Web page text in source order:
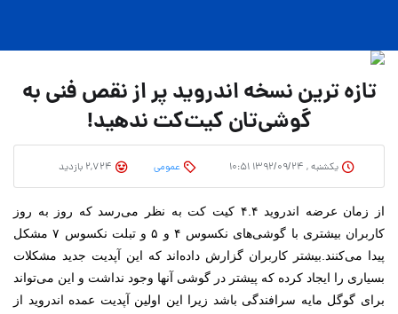
تازه ترین نسخه اندروید پر از نقص فنی به
گوشی‌تان کیت‌کت ندهید!
یکشنبه , ۱۳۹۲/۰۹/۲۴ ۱۰:۵۱ عمومی
از زمان عرضه اندروید ۴.۴ کیت کت به نظر می‌رسد که روز به روز
کاربران بیشتری با گوشی‌های نکسوس ۴ و ۵ و تبلت نکسوس ۷ مشکل
پیدا می‌کنند. بیشتر کاربران گزارش داده‌اند که این آپدیت جدید مشکلات
بسیاری را ایجاد کرده که پیشتر در گوشی‌ آنها وجود نداشت و این می‌تواند
برای گوگل مایه سرافندگی باشد زیرا این اولین آپدیت عمده اندروید از